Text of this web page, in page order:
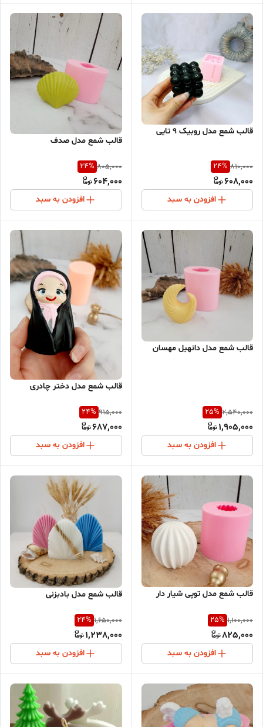
قالب شمع مدل روبیک 9 تایی
810,000
24%
608,000
افزودن به سبد
قالب شمع مدل صدف
805,000
24%
604,000
افزودن به سبد
قالب شمع مدل دانهیل مهسان
2,540,000
25%
1,905,000
افزودن به سبد
قالب شمع مدل دختر چادری
915,000
24%
687,000
افزودن به سبد
قالب شمع مدل توپی شیار دار
1,100,000
25%
825,000
افزودن به سبد
قالب شمع مدل بادبزنی
1,650,000
24%
1,238,000
افزودن به سبد